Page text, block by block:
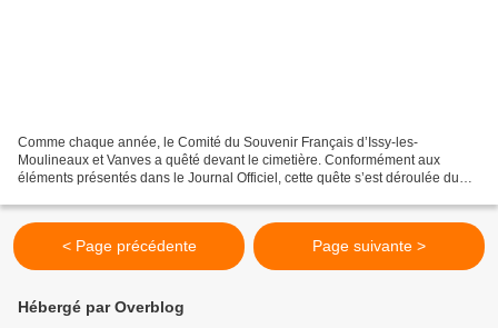
Comme chaque année, le Comité du Souvenir Français d’Issy-les-
Moulineaux et Vanves a quêté devant le cimetière. Conformément aux
éléments présentés dans le Journal Officiel, cette quête s’est déroulée du
< Page précédente Page suivante >
Hébergé par Overblog